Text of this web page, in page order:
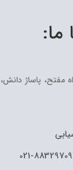
ما:
مفتح، پاساژ